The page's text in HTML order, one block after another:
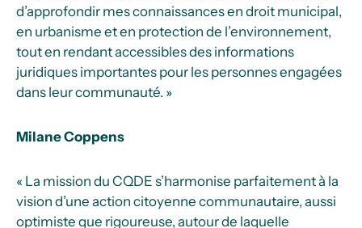
d’approfondir mes connaissances en droit municipal,
en urbanisme et en protection de l’environnement,
tout en rendant accessibles des informations
juridiques importantes pour les personnes engagées
dans leur communauté. »
Milane Coppens
« La mission du CQDE s’harmonise parfaitement à la
vision d’une action citoyenne communautaire, aussi
optimiste que rigoureuse, autour de laquelle